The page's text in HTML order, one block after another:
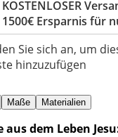
KOSTENLOSER
1500€ Ersparnis für
Sie sich an, um
hinzuzufügen
Maße Materialien
aus dem Leben